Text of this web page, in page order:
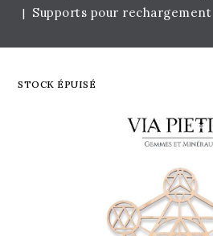
Supports pour rechargement
STOCK ÉPUISÉ